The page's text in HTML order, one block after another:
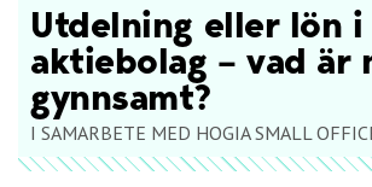
Utdelning eller lön i
aktiebolag – vad är
gynnsamt?
I SAMARBETE MED HOGIA SMALL